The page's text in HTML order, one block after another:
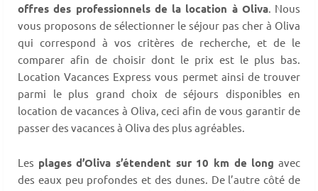
offres des professionnels de la location à Oliva. Nous
vous proposons de sélectionner le séjour pas cher à Oliva
qui correspond à vos critères de recherche, et de le
comparer afin de choisir dont le prix est le plus bas.
Location Vacances Express vous permet ainsi de trouver
parmi le plus grand choix de séjours disponibles en
location de vacances à Oliva, ceci afin de vous garantir de
passer des vacances à Oliva des plus agréables.
Les plages d’Oliva s’étendent sur 10 km de long avec
des eaux peu profondes et des dunes. De l’autre côté de